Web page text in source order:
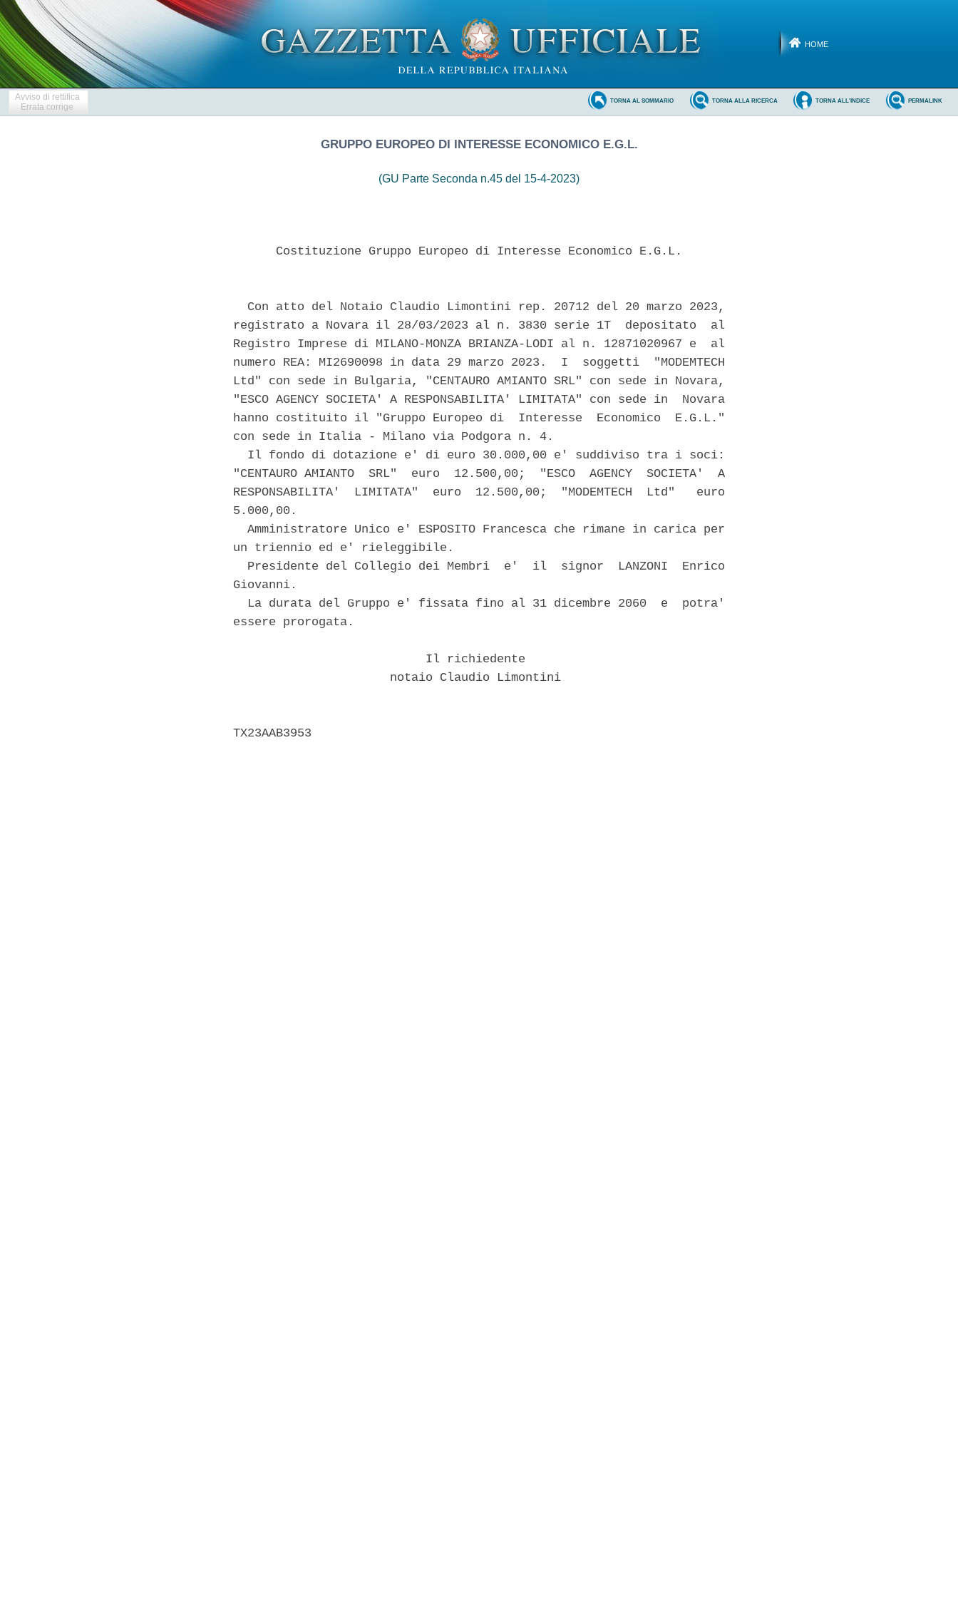
HOME
Avviso di rettifica
Errata corrige
PERMALINK
TORNA ALL'INDICE
TORNA ALLA RICERCA
TORNA AL SOMMARIO
GRUPPO EUROPEO DI INTERESSE ECONOMICO E.G.L.
(GU Parte Seconda n.45 del 15-4-2023)
      Costituzione Gruppo Europeo di Interesse Economico E.G.L.
  Con atto del Notaio Claudio Limontini rep. 20712 del 20 marzo 2023,
registrato a Novara il 28/03/2023 al n. 3830 serie 1T  depositato  al
Registro Imprese di MILANO-MONZA BRIANZA-LODI al n. 12871020967 e  al
numero REA: MI2690098 in data 29 marzo 2023.  I  soggetti  "MODEMTECH
Ltd" con sede in Bulgaria, "CENTAURO AMIANTO SRL" con sede in Novara,
"ESCO AGENCY SOCIETA' A RESPONSABILITA' LIMITATA" con sede in  Novara
hanno costituito il "Gruppo Europeo di  Interesse  Economico  E.G.L."
con sede in Italia - Milano via Podgora n. 4.
  Il fondo di dotazione e' di euro 30.000,00 e' suddiviso tra i soci:
"CENTAURO AMIANTO  SRL"  euro  12.500,00;  "ESCO  AGENCY  SOCIETA'  A
RESPONSABILITA'  LIMITATA"  euro  12.500,00;  "MODEMTECH  Ltd"   euro
5.000,00.
  Amministratore Unico e' ESPOSITO Francesca che rimane in carica per
un triennio ed e' rieleggibile.
  Presidente del Collegio dei Membri  e'  il  signor  LANZONI  Enrico
Giovanni.
  La durata del Gruppo e' fissata fino al 31 dicembre 2060  e  potra'
essere prorogata.
                           Il richiedente
                      notaio Claudio Limontini